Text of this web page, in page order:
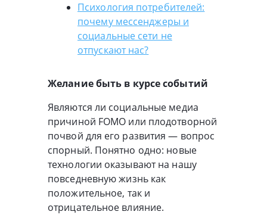
Психология потребителей:
почему мессенджеры и
социальные сети не
отпускают нас?
Желание быть в курсе событий
Являются ли социальные медиа
причиной FOMO или плодотворной
почвой для его развития — вопрос
спорный. Понятно одно: новые
технологии оказывают на нашу
повседневную жизнь как
положительное, так и
отрицательное влияние.